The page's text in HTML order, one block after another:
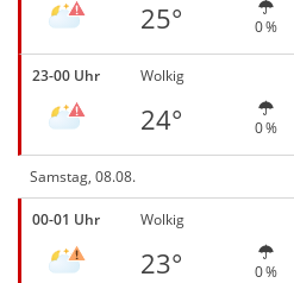
25° 0 %
23-00 Uhr Wolkig
24° 0 %
Samstag, 08.08.
00-01 Uhr Wolkig
23° 0 %